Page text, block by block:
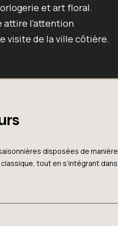
et art floral.
attire l’attention
visite de la ville côtière.
disposées de manière
tout en s’intégrant dans